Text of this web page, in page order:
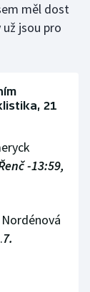
měl dost
jsou pro
21
-13:59,
Nordénová
7.